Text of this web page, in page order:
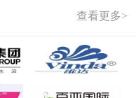
查看更多>